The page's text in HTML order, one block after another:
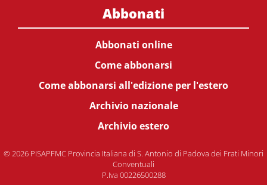
Abbonati
Abbonati online
Come abbonarsi
Come abbonarsi all'edizione per l'estero
Archivio nazionale
Archivio estero
© 2026 PISAPFMC Provincia Italiana di S. Antonio di Padova dei Frati Minori
Conventuali
P.Iva 00226500288